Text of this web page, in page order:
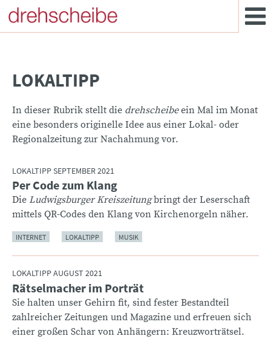
LOKALTIPP
In dieser Rubrik stellt die drehscheibeein Mal im Monat
eine besonders originelle Idee aus einer Lokal- oder
Regionalzeitung zur Nachahmung vor.
LOKALTIPP SEPTEMBER 2021
:Per Code zum Klang
Die Ludwigsburger Kreiszeitungbringt der Leserschaft
mittels QR-Codes den Klang von Kirchenorgeln näher.
INTERNET LOKALTIPP MUSIK
LOKALTIPP AUGUST 2021
:Rätselmacher im Porträt
Sie halten unser Gehirn fit, sind fester Bestandteil
zahlreicher Zeitungen und Magazine und erfreuen sich
einer großen Schar von Anhängern: Kreuzworträtsel.